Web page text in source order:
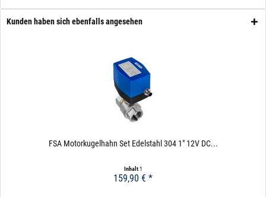
Kunden haben sich ebenfalls angesehen
FSA Motorkugelhahn Set Edelstahl 304 1" 12V DC...
Inhalt1
159,90 € *